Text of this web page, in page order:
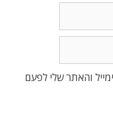
והאתר שלי לפעם